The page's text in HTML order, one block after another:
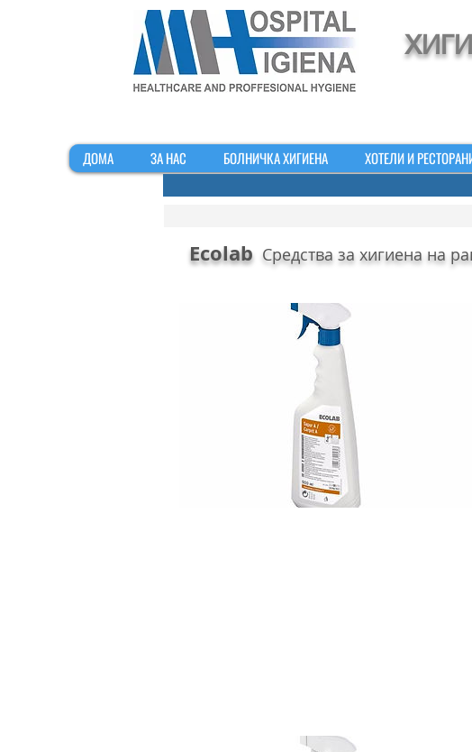
ДОМА ЗА НАС БОЛНИЧКА ХИГИЕНА ХОТЕЛИ И
Ecolab Средства за хигиена на